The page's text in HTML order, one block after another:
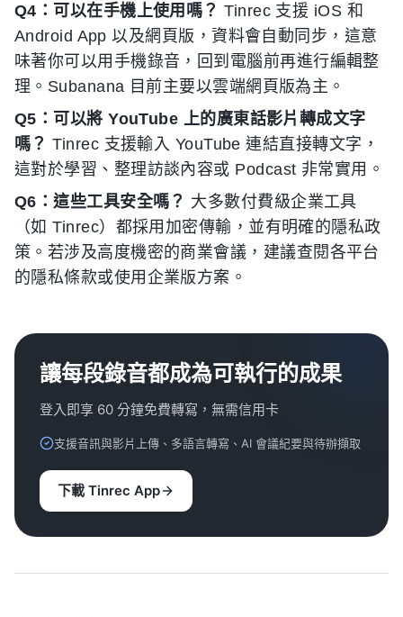
Q4：可以在手機上使用嗎？ Tinrec 支援 iOS 和
Android App 以及網頁版，資料會自動同步，這意
味著你可以用手機錄音，回到電腦前再進行編輯整
理。Subanana 目前主要以雲端網頁版為主。
Q5：可以將 YouTube 上的廣東話影片轉成文字
嗎？ Tinrec 支援輸入 YouTube 連結直接轉文字，
這對於學習、整理訪談內容或 Podcast 非常實用。
Q6：這些工具安全嗎？ 大多數付費級企業工具
（如 Tinrec）都採用加密傳輸，並有明確的隱私政
策。若涉及高度機密的商業會議，建議查閱各平台
的隱私條款或使用企業版方案。
讓每段錄音都成為可執行的成果
登入即享 60 分鐘免費轉寫，無需信用卡
支援音訊與影片上傳、多語言轉寫、AI 會議紀要與待辦擷取
下載 Tinrec App